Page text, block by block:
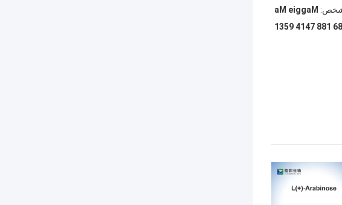
شخص: Maggie Ma
+0086 188 7414